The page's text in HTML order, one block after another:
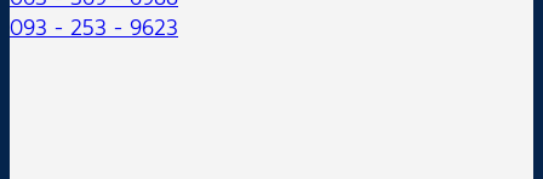
093 - 253 - 9623